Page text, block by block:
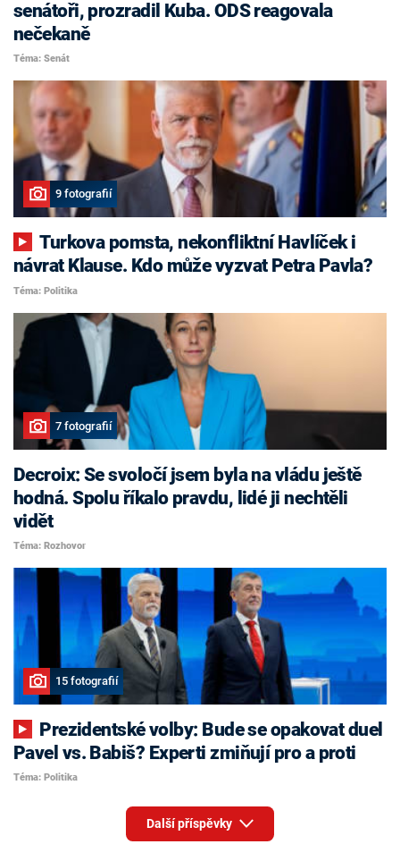
senátoři, prozradil Kuba. ODS reagovala
nečekaně
Téma: Senát
9 fotografií
Turkova pomsta, nekonfliktní Havlíček i
návrat Klause. Kdo může vyzvat Petra Pavla?
Téma: Politika
7 fotografií
Decroix: Se svoločí jsem byla na vládu ještě
hodná. Spolu říkalo pravdu, lidé ji nechtěli
vidět
Téma: Rozhovor
15 fotografií
Pavel vs. Babiš? Experti zmiňují pro a proti
Téma: Politika
Další příspěvky